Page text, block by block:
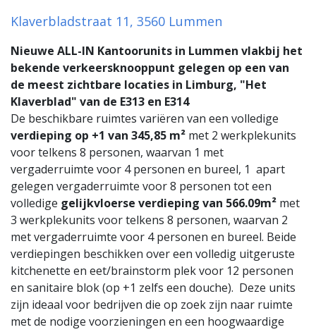
Klaverbladstraat 11, 3560 Lummen
Nieuwe ALL-IN Kantoorunits in Lummen vlakbij het
bekende verkeersknooppunt gelegen op een van
de meest zichtbare locaties in Limburg, "Het
Klaverblad" van de E313 en E314
De beschikbare ruimtes variëren van een volledige
verdieping op +1 van 345,85 m² met 2 werkplekunits
voor telkens 8 personen, waarvan 1 met
vergaderruimte voor 4 personen en bureel, 1 apart
gelegen vergaderruimte voor 8 personen tot een
volledige gelijkvloerse verdieping van 566.09m² met
3 werkplekunits voor telkens 8 personen, waarvan 2
met vergaderruimte voor 4 personen en bureel. Beide
verdiepingen beschikken over een volledig uitgeruste
kitchenette en eet/brainstorm plek voor 12 personen
en sanitaire blok (op +1 zelfs een douche). Deze units
zijn ideaal voor bedrijven die op zoek zijn naar ruimte
met de nodige voorzieningen en een hoogwaardige